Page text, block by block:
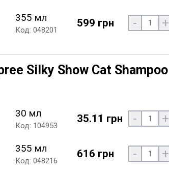
355 мл
Код: 048201
599 грн - +
Silky Show Cat Shampoo
30 мл
Код: 104953
35.11 грн - +
355 мл
Код: 048216
616 грн - +